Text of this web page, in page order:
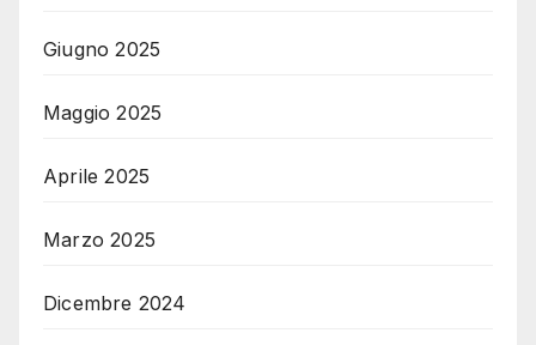
Giugno 2025
Maggio 2025
Aprile 2025
Marzo 2025
Dicembre 2024